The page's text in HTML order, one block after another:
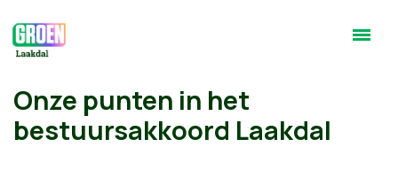
Onze punten in het
bestuursakkoord Laakdal